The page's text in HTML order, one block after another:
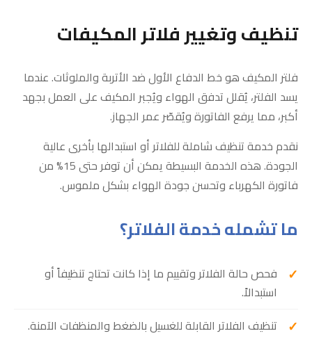
تنظيف وتغيير فلاتر المكيفات
فلتر المكيف هو خط الدفاع الأول ضد الأتربة والملوثات. عندما
يسد الفلتر، يُقلل تدفق الهواء ويُجبر المكيف على العمل بجهد
أكبر، مما يرفع الفاتورة ويُقصّر عمر الجهاز.
نقدم خدمة تنظيف شاملة للفلاتر أو استبدالها بأخرى عالية
الجودة. هذه الخدمة البسيطة يمكن أن توفر حتى 15% من
فاتورة الكهرباء وتحسن جودة الهواء بشكل ملموس.
ما تشمله خدمة الفلاتر؟
فحص حالة الفلاتر وتقييم ما إذا كانت تحتاج تنظيفاً أو
استبدالاً.
تنظيف الفلاتر القابلة للغسيل بالضغط والمنظفات الآمنة.